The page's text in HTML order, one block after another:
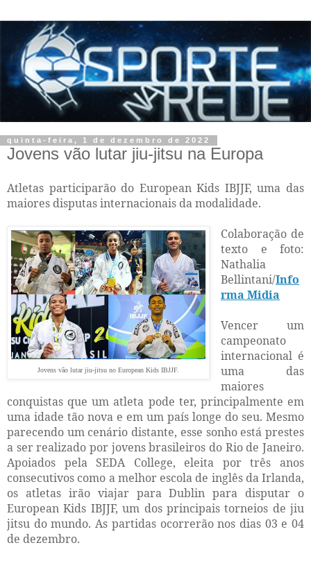
quinta-feira, 1 de dezembro de 2022
Jovens vão lutar jiu-jitsu na Europa
Atletas participarão do European Kids IBJJF, uma das
maiores disputas internacionais da modalidade.
Jovens vão lutar jiu-jitsu no European Kids IBJJF.
Colaboração de
texto e foto:
Nathalia
Bellintani/Info
rma Midia
Vencer um
campeonato
internacional é
uma das
maiores
conquistas que um atleta pode ter, principalmente em
uma idade tão nova e em um país longe do seu. Mesmo
parecendo um cenário distante, esse sonho está prestes
a ser realizado por jovens brasileiros do Rio de Janeiro.
Apoiados pela SEDA College, eleita por três anos
consecutivos como a melhor escola de inglês da Irlanda,
os atletas irão viajar para Dublin para disputar o
European Kids IBJJF, um dos principais torneios de jiu
jitsu do mundo. As partidas ocorrerão nos dias 03 e 04
de dezembro.